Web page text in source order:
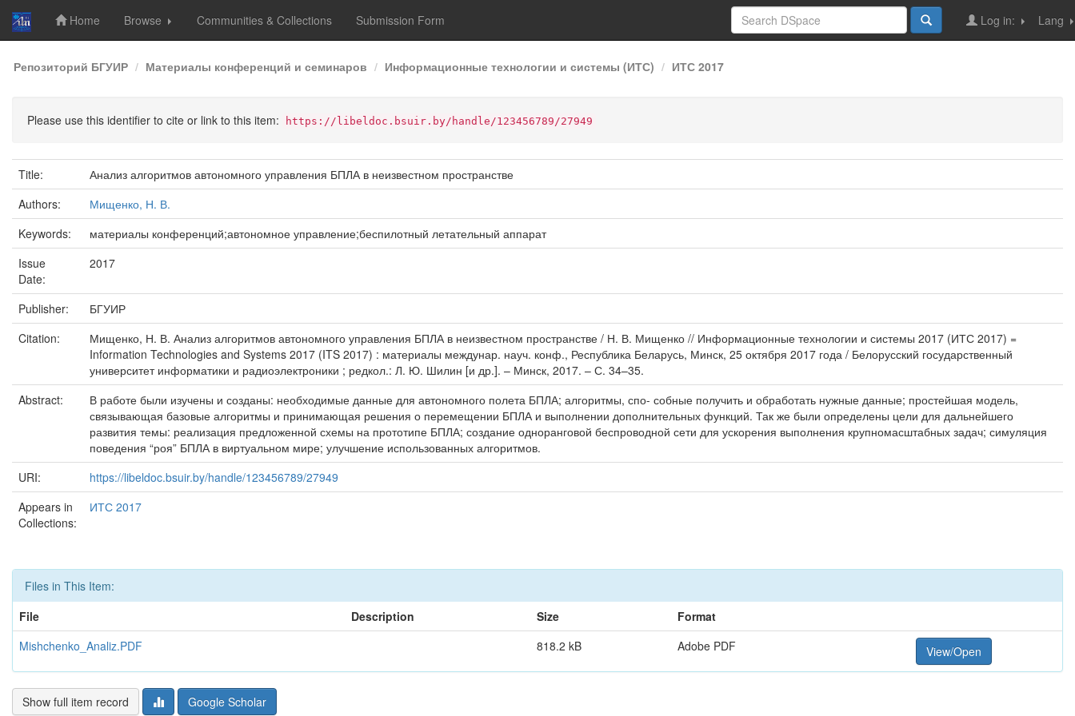
Skip
navigation
Home Browse Communities & Collections Submission Form Lang
Log in:
Репозиторий БГУИР Материалы конференций и семинаров Информационные технологии и системы (ИТС) ИТС 2017
Please use this identifier to cite or link to this item: https://libeldoc.bsuir.by/handle/123456789/27949
Title:
Анализ алгоритмов автономного управления БПЛА в неизвестном пространстве
Authors:
Мищенко, Н. В.
Keywords:
материалы конференций;автономное управление;беспилотный летательный аппарат
Issue
Date:
2017
Publisher:
БГУИР
Citation:
Мищенко, Н. В. Анализ алгоритмов автономного управления БПЛА в неизвестном пространстве / Н. В. Мищенко // Информационные технологии и системы 2017 (ИТС 2017) =
Information Technologies and Systems 2017 (ITS 2017) : материалы междунар. науч. конф., Республика Беларусь, Минск, 25 октября 2017 года / Белорусский государственный
университет информатики и радиоэлектроники ; редкол.: Л. Ю. Шилин [и др.]. – Минск, 2017. – С. 34–35.
Abstract:
В работе были изучены и созданы: необходимые данные для автономного полета БПЛА; алгоритмы, спо- собные получить и обработать нужные данные; простейшая модель,
связывающая базовые алгоритмы и принимающая решения о перемещении БПЛА и выполнении дополнительных функций. Так же были определены цели для дальнейшего
развития темы: реализация предложенной схемы на прототипе БПЛА; создание одноранговой беспроводной сети для ускорения выполнения крупномасштабных задач; симуляция
поведения “роя” БПЛА в виртуальном мире; улучшение использованных алгоритмов.
URI:
https://libeldoc.bsuir.by/handle/123456789/27949
Appears in
Collections:
ИТС 2017
Files in This Item:
File
Description Size
Format
Mishchenko_Analiz.PDF
818.2 kB Adobe PDF View/Open
Show full item record Google Scholar